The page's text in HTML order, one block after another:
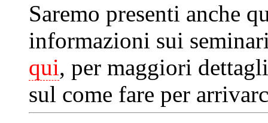
Saremo presenti anche
informazioni sui
qui, per maggiori
sul come fare per